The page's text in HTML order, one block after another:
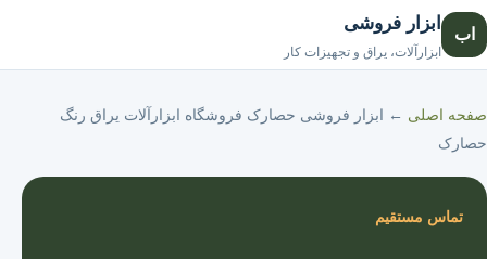
اب
ابزار فروشی
ابزارآلات، یراق و تجهیزات کار
صفحه اصلی ← ابزار فروشی حصارک فروشگاه ابزارآلات یراق رنگ
حصارک
تماس مستقیم